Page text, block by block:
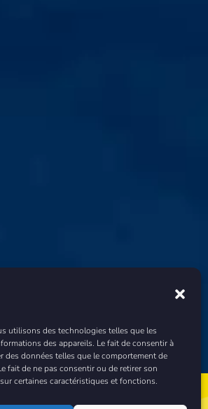
utilisons des technologies telles que les
des appareils. Le fait de consentir à
données telles que le comportement de
fait de ne pas consentir ou de retirer son
certaines caractéristiques et fonctions.